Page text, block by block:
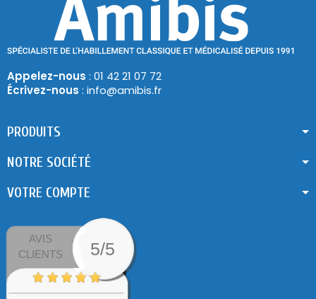
Appelez-nous : 01 42 21 07 72
Écrivez-nous : info@amibis.fr
PRODUITS
NOTRE SOCIÉTÉ
VOTRE COMPTE
AVIS
CLIENTS
5/5